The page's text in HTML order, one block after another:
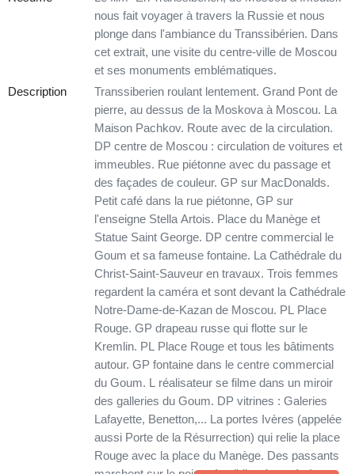
nous fait voyager à travers la Russie et nous
plonge dans l'ambiance du Transsibérien. Dans
cet extrait, une visite du centre-ville de Moscou
et ses monuments emblématiques.
Description
Transsiberien roulant lentement. Grand Pont de
pierre, au dessus de la Moskova à Moscou. La
Maison Pachkov. Route avec de la circulation.
DP centre de Moscou : circulation de voitures et
immeubles. Rue piétonne avec du passage et
des façades de couleur. GP sur MacDonalds.
Petit café dans la rue piétonne, GP sur
l'enseigne Stella Artois. Place du Manège et
Statue Saint George. DP centre commercial le
Goum et sa fameuse fontaine. La Cathédrale du
Christ-Saint-Sauveur en travaux. Trois femmes
regardent la caméra et sont devant la Cathédrale
Notre-Dame-de-Kazan de Moscou. PL Place
Rouge. GP drapeau russe qui flotte sur le
Kremlin. PL Place Rouge et tous les bâtiments
autour. GP fontaine dans le centre commercial
du Goum. L réalisateur se filme dans un miroir
des galleries du Goum. DP vitrines : Galeries
Lafayette, Benetton,... La portes Ivères (appelée
aussi Porte de la Résurrection) qui relie la place
Rouge avec la place du Manège. Des passants